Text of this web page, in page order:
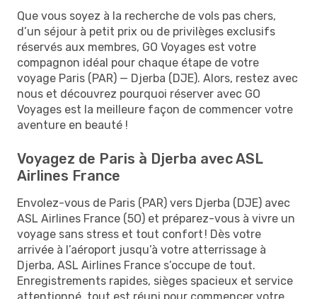
Que vous soyez à la recherche de vols pas chers,
d’un séjour à petit prix ou de privilèges exclusifs
réservés aux membres, GO Voyages est votre
compagnon idéal pour chaque étape de votre
voyage Paris (PAR) — Djerba (DJE). Alors, restez avec
nous et découvrez pourquoi réserver avec GO
Voyages est la meilleure façon de commencer votre
aventure en beauté !
Voyagez de Paris à Djerba avec ASL
Airlines France
Envolez-vous de Paris (PAR) vers Djerba (DJE) avec
ASL Airlines France (5O) et préparez-vous à vivre un
voyage sans stress et tout confort ! Dès votre
arrivée à l’aéroport jusqu’à votre atterrissage à
Djerba, ASL Airlines France s’occupe de tout.
Enregistrements rapides, sièges spacieux et service